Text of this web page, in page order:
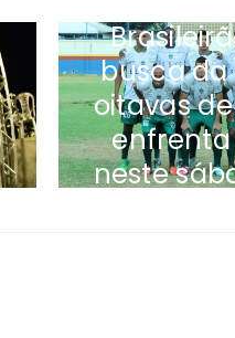
busca
oitavas
enfrenta
neste